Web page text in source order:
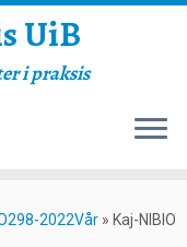
UiB
i praksis
2022Vår » Kaj-NIBIO